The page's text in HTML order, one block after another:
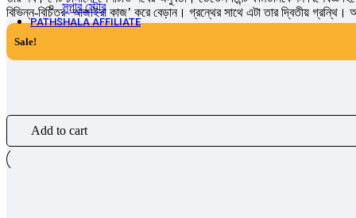
সুপার ‍স্টোর
PATHSHALA AFFILIATE
বিভিন্ন-বিচিত্র ‘আজাইরা কাজ’ করে বেড়ান। গ্রন্থের সাথে এটা তার দ্বিতীয়
Sale!
Add to cart